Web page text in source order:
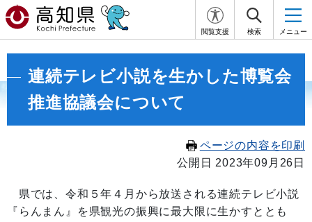
閲覧支援 検索 メニュー
連続テレビ小説を生かした博覧会
推進協議会について
ページの内容を印刷
公開日 2023年09月26日
県では、令和５年４月から放送される連続テレビ小説
『らんまん』を県観光の振興に最大限に生かすととも